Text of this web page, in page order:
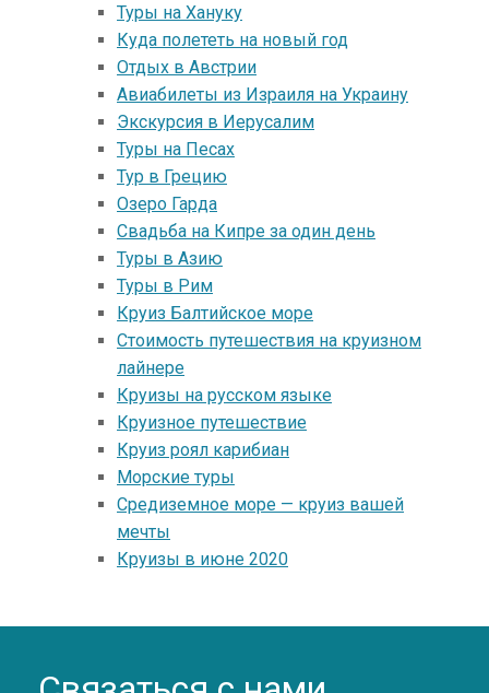
Туры на Хануку
Куда полететь на новый год
Oтдых в Австрии
Авиабилеты из Израиля на Украину
Экскурсия в Иерусалим
Туры на Песах
Тур в Грецию
Озеро Гарда
Свадьба на Кипре за один день
Туры в Азию
Туры в Рим
Круиз Балтийское море
Стоимость путешествия на круизном
лайнере
Круизы на русском языке
Круизное путешествие
Круиз роял карибиан
Морские туры
Средиземное море — круиз вашей
мечты
Круизы в июне 2020